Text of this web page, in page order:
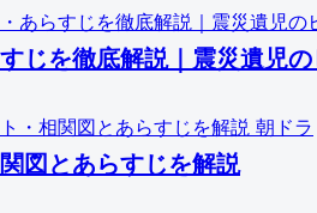
じを徹底解説｜震災遺児
朝ドラ
図とあらすじを解説